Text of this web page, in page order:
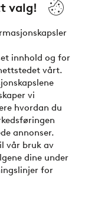
valg!
innhold og for
vårt.
vi
hvordan du
annonser.
vår bruk av
dine under
for
del opp
?